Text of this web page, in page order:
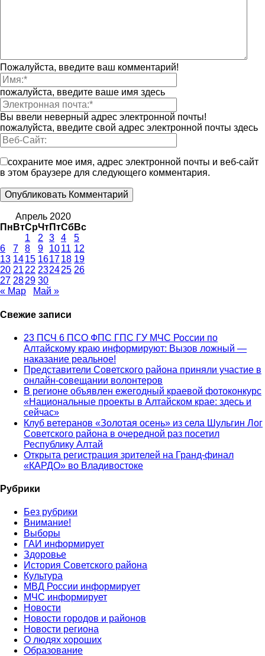
Пожалуйста, введите ваш комментарий!
пожалуйста, введите ваше имя здесь
Вы ввели неверный адрес электронной почты!
пожалуйста, введите свой адрес электронной почты здесь
сохраните мое имя, адрес электронной почты и веб-сайт
в этом браузере для следующего комментария.
Апрель 2020
Пн ВтСрЧтПтСбВс
1
2 3 4
5
6
7 8 9 1011 12
13 1415 161718 19
20 21 22 232425 26
27 2829 30
« Мар
Май »
Свежие записи
23 ПСЧ 6 ПСО ФПС ГПС ГУ МЧС России по
Алтайскому краю информируют: Вызов ложный —
наказание реальное!
Представители Советского района приняли участие в
онлайн-совещании волонтеров
В регионе объявлен ежегодный краевой фотоконкурс
«Национальные проекты в Алтайском крае: здесь и
сейчас»
Клуб ветеранов «Золотая осень» из села Шульгин Лог
Советского района в очередной раз посетил
Республику Алтай
Открыта регистрация зрителей на Гранд-финал
«КАРДО» во Владивостоке
Рубрики
Без рубрики
Внимание!
Выборы
ГАИ информирует
Здоровье
История Советского района
Культура
МВД России информирует
МЧС информирует
Новости
Новости городов и районов
Новости региона
О людях хороших
Образование